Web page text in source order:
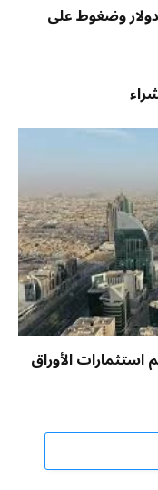
سعر بيتكوين يهبط 1% إلى 62,829.4 دولار وضغوط على
الأوراق